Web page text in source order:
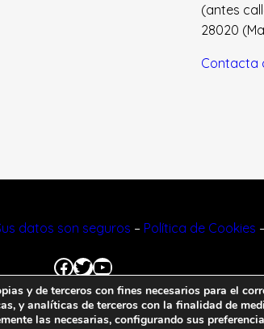
(antes
28020
Contacta
datos son seguros – Política de Cookies
Facebook
Twitter
YouTube
| Todos los derechos reservados.
y de terceros con fines necesarios para el
y analíticas de terceros con la finalidad de
las necesarias, configurando sus